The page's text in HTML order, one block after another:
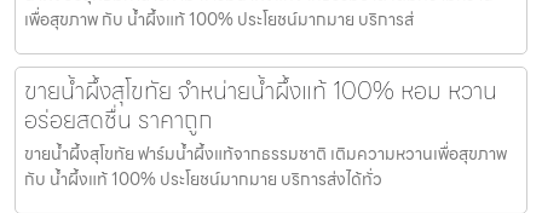
เพื่อสุขภาพ กับ น้ำผึ้งแท้ 100% ประโยชน์มากมาย บริการส่
ขายน้ำผึ้งสุโขทัย จำหน่ายน้ำผึ้งแท้ 100% หอม หวาน
อร่อยสดชื่น ราคาถูก
ขายน้ำผึ้งสุโขทัย ฟาร์มน้ำผึ้งแท้จากธรรมชาติ เติมความหวานเพื่อสุขภาพ
กับ น้ำผึ้งแท้ 100% ประโยชน์มากมาย บริการส่งได้ทั่ว